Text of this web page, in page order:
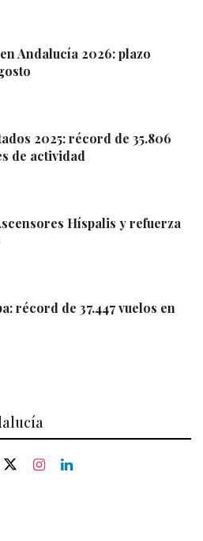
Andalucía 2026: plazo
2025: récord de 35.806
de actividad
Híspalis y refuerza
récord de 37.447 vuelos en